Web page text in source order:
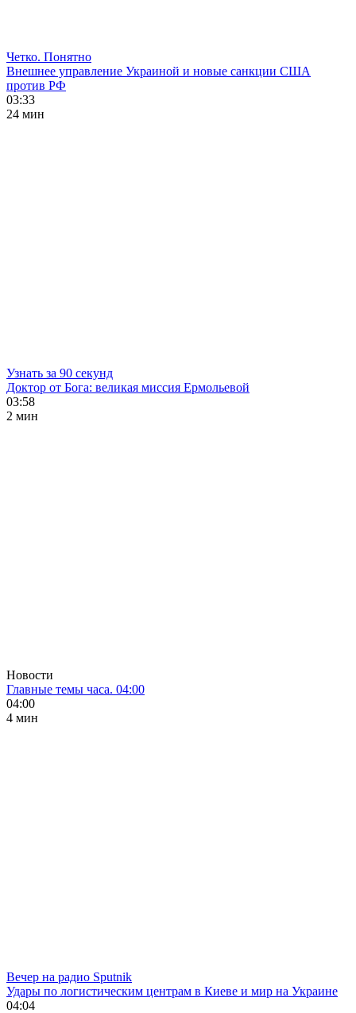
Четко. Понятно
Внешнее управление Украиной и новые санкции США
против РФ
03:33
24 мин
Узнать за 90 секунд
Доктор от Бога: великая миссия Ермольевой
03:58
2 мин
Новости
Главные темы часа. 04:00
04:00
4 мин
Вечер на радио Sputnik
Удары по логистическим центрам в Киеве и мир на Украине
04:04